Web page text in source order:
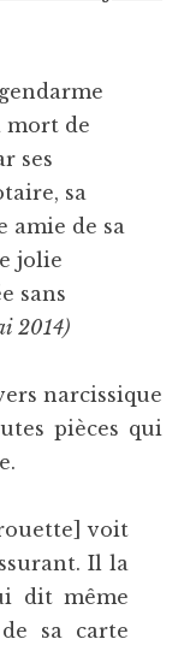
mort de
ses
sa
amie de sa
jolie
sans
2014)
narcissique
pièces qui
voit
Il la
dit même
sa carte